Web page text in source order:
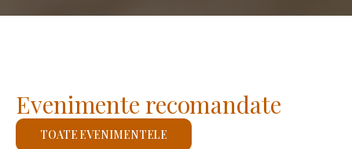
Evenimente recomandate
TOATE EVENIMENTELE